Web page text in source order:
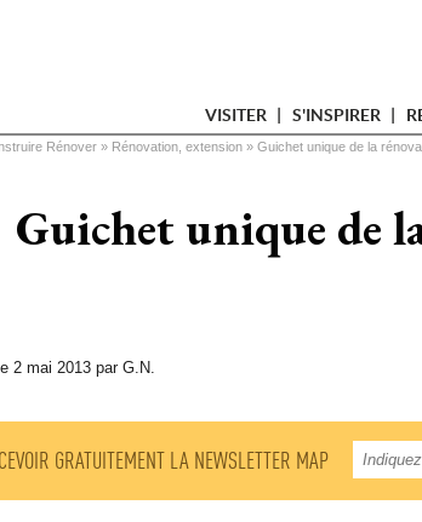
VISITER S'INSPIRER
Rénover » Rénovation, extension » Guichet unique de la
Guichet unique de
2 mai 2013 par G.N.
GRATUITEMENT LA NEWSLETTER MAP